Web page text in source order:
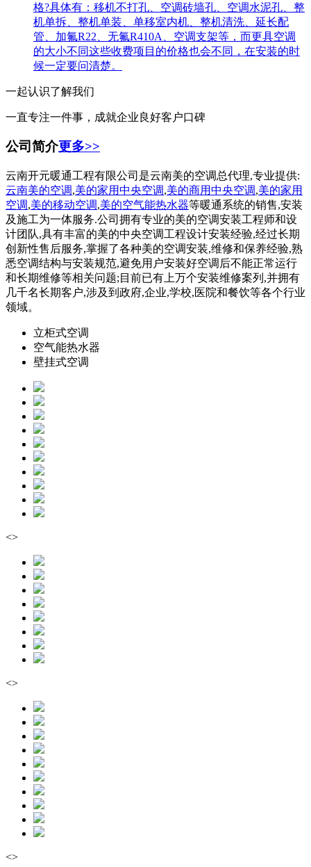
格?具体有：移机不打孔、空调砖墙孔、空调水泥孔、整
机单拆、整机单装、单移室内机、整机清洗、延长配
管、加氟R22、无氟R410A、空调支架等，而更具空调
的大小不同这些收费项目的价格也会不同，在安装的时
候一定要问清楚。
一起认识了解我们
一直专注一件事，成就企业良好客户口碑
公司简介更多>>
云南开元暖通工程有限公司是云南美的空调总代理,专业提供:
云南美的空调,美的家用中央空调,美的商用中央空调,美的家用
空调,美的移动空调,美的空气能热水器等暖通系统的销售,安装
及施工为一体服务.公司拥有专业的美的空调安装工程师和设
计团队,具有丰富的美的中央空调工程设计安装经验,经过长期
创新性售后服务,掌握了各种美的空调安装,维修和保养经验,熟
悉空调结构与安装规范,避免用户安装好空调后不能正常运行
和长期维修等相关问题;目前已有上万个安装维修案列,并拥有
几千名长期客户,涉及到政府,企业,学校,医院和餐饮等各个行业
领域。
立柜式空调
空气能热水器
壁挂式空调
<>
<>
<>